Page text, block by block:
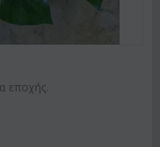
εποχής.